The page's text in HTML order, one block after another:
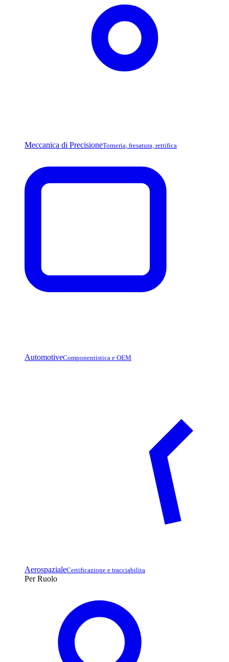
Meccanica di PrecisioneTorneria, fresatura, rettifica
AutomotiveComponentistica e OEM
AerospazialeCertificazione e tracciabilita
Per Ruolo